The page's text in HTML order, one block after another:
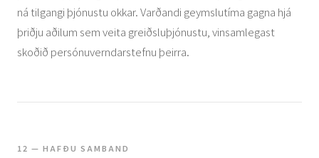
ná tilgangi þjónustu okkar. Varðandi geymslutíma gagna hjá
þriðju aðilum sem veita greiðsluþjónustu, vinsamlegast
skoðið persónuverndarstefnu þeirra.
12 — HAFÐU SAMBAND